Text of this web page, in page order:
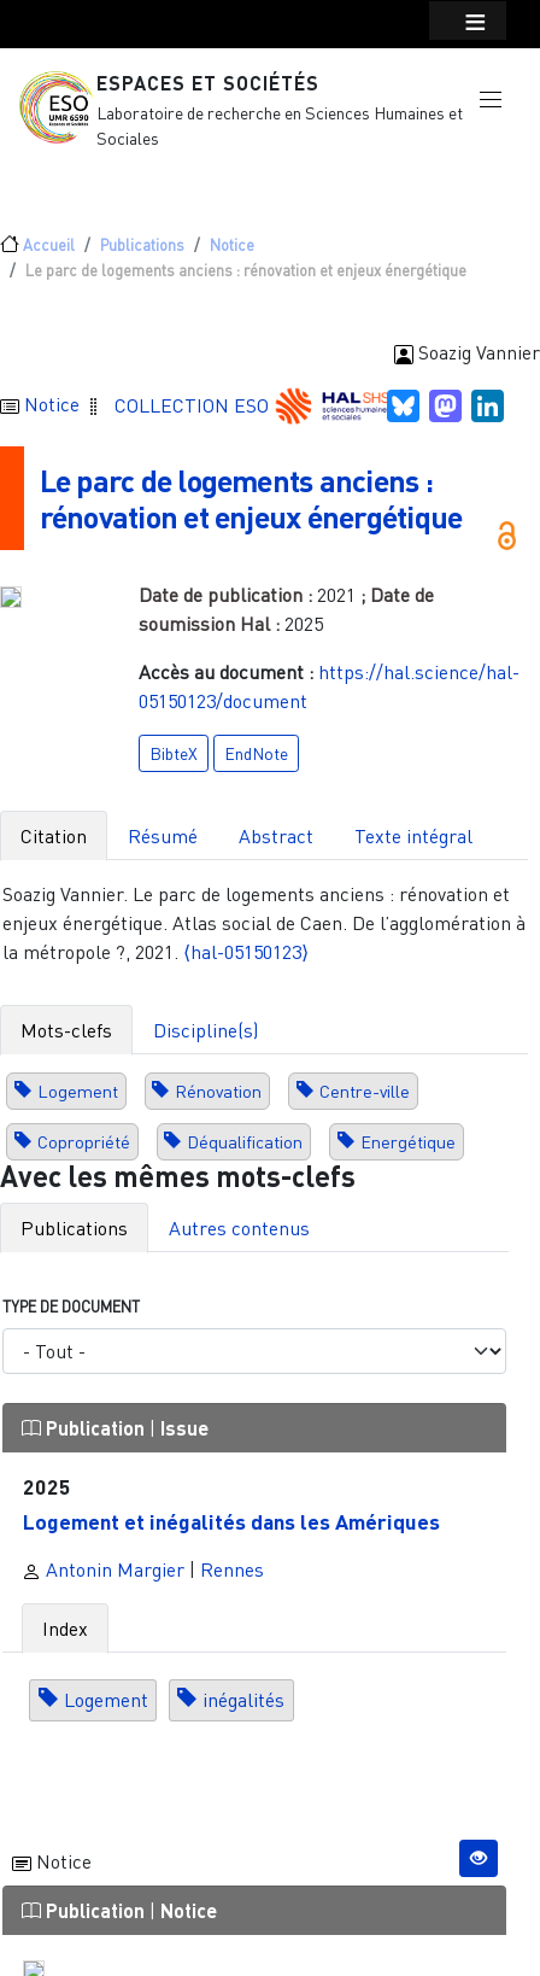
ESPACES ET SOCIÉTÉS
Laboratoire de recherche en Sciences Humaines et
Sociales
Fil d'Ariane
Accueil Publications
Notice
Le parc de logements anciens : rénovation et enjeux énergétique
Soazig Vannier
Notice COLLECTION ESO Bluesky
Le parc de logements anciens :
rénovation et enjeux énergétique
Date de publication : 2021 ; Date de
soumission Hal : 2025
Accès au document : https://hal.science/hal-
05150123/document
BibteX EndNote
Citation Résumé Abstract Texte intégral
Soazig Vannier. Le parc de logements anciens : rénovation et
enjeux énergétique. Atlas social de Caen. De l’agglomération à
la métropole ?, 2021. ⟨hal-05150123⟩
Mots-clefs Discipline(s)
Logement Rénovation Centre-ville
Copropriété Déqualification Energétique
Avec les mêmes mots-clefs
Publications Autres contenus
TYPE DE DOCUMENT
Publication | Issue
2025
Logement et inégalités dans les Amériques
Antonin Margier| Rennes
Index
Logement inégalités
Notice
Publication | Notice